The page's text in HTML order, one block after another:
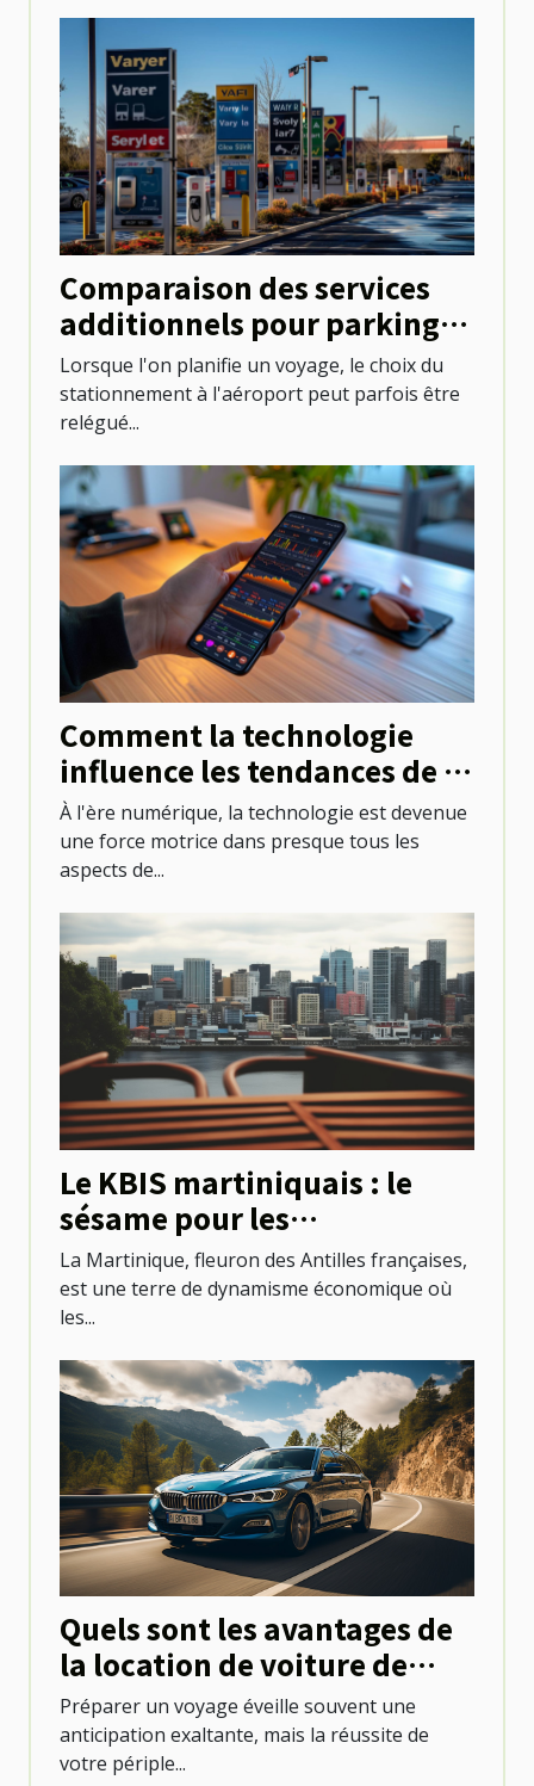
Comparaison des services
additionnels pour parkings
aux aéroports
Lorsque l'on planifie un voyage, le choix du
stationnement à l'aéroport peut parfois être
relégué...
Comment la technologie
influence les tendances de la
santé
À l'ère numérique, la technologie est devenue
une force motrice dans presque tous les
aspects de...
Le KBIS martiniquais : le
sésame pour les
professionnels locaux
La Martinique, fleuron des Antilles françaises,
est une terre de dynamisme économique où
les...
Quels sont les avantages de
la location de voiture de
tourisme pour explorer une
destination ?
Préparer un voyage éveille souvent une
anticipation exaltante, mais la réussite de
votre périple...